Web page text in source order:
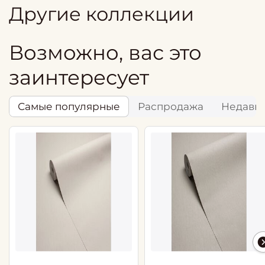
Другие коллекции
Возможно, вас это
заинтересует
Самые популярные Распродажа